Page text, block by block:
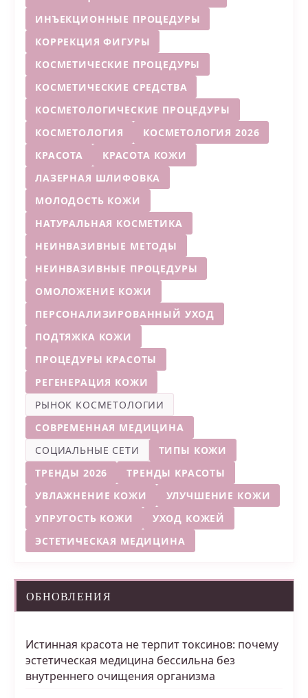
ИНЪЕКЦИОННЫЕ ПРОЦЕДУРЫ
КОРРЕКЦИЯ ФИГУРЫ
КОСМЕТИЧЕСКИЕ ПРОЦЕДУРЫ
КОСМЕТИЧЕСКИЕ СРЕДСТВА
КОСМЕТОЛОГИЧЕСКИЕ ПРОЦЕДУРЫ
КОСМЕТОЛОГИЯ
КОСМЕТОЛОГИЯ 2026
КРАСОТА
КРАСОТА КОЖИ
ЛАЗЕРНАЯ ШЛИФОВКА
МОЛОДОСТЬ КОЖИ
НАТУРАЛЬНАЯ КОСМЕТИКА
НЕИНВАЗИВНЫЕ МЕТОДЫ
НЕИНВАЗИВНЫЕ ПРОЦЕДУРЫ
ОМОЛОЖЕНИЕ КОЖИ
ПЕРСОНАЛИЗИРОВАННЫЙ УХОД
ПОДТЯЖКА КОЖИ
ПРОЦЕДУРЫ КРАСОТЫ
РЕГЕНЕРАЦИЯ КОЖИ
РЫНОК КОСМЕТОЛОГИИ
СОВРЕМЕННАЯ МЕДИЦИНА
СОЦИАЛЬНЫЕ СЕТИ
ТИПЫ КОЖИ
ТРЕНДЫ 2026
ТРЕНДЫ КРАСОТЫ
УВЛАЖНЕНИЕ КОЖИ
УЛУЧШЕНИЕ КОЖИ
УПРУГОСТЬ КОЖИ
УХОД КОЖЕЙ
ЭСТЕТИЧЕСКАЯ МЕДИЦИНА
ОБНОВЛЕНИЯ
Истинная красота не терпит токсинов: почему
эстетическая медицина бессильна без
внутреннего очищения организма